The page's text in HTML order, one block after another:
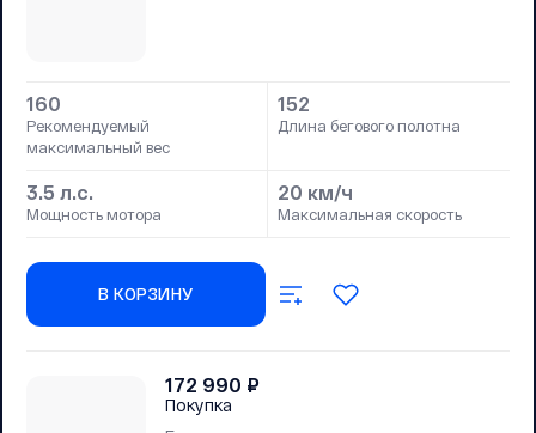
160
Рекомендуемый
максимальный вес
152
Длина бегового полотна
3.5 л.с.
Мощность мотора
20 км/ч
Максимальная скорость
В КОРЗИНУ
172 990 ₽
Покупка